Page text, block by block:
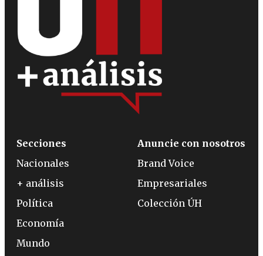
Secciones
Nacionales
+ análisis
Política
Economía
Mundo
Anuncie con nosotros
Brand Voice
Empresariales
Colección ÚH